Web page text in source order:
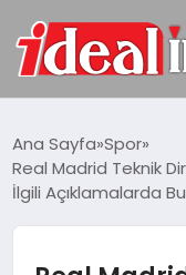
BILGISAYAR
Ana Sayfa Spor
Real Madrid Teknik
İlgili Açıklamalarda